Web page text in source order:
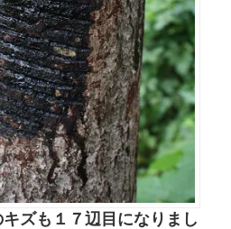
ズも１７辺目になりまし